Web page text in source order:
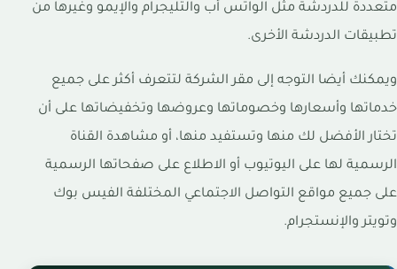
متعددة للدردشة مثل الواتس أب والتليجرام والإيمو وغيرها من
تطبيقات الدردشة الأخرى.
ويمكنك أيضا التوجه إلى مقر الشركة لتتعرف أكثر على جميع
خدماتها وأسعارها وخصوماتها وعروضها وتخفيضاتها على أن
تختار الأفضل لك منها وتستفيد منها، أو مشاهدة القناة
الرسمية لها على اليوتيوب أو الاطلاع على صفحاتها الرسمية
على جميع مواقع التواصل الاجتماعي المختلفة الفيس بوك
وتويتر والإنستجرام.